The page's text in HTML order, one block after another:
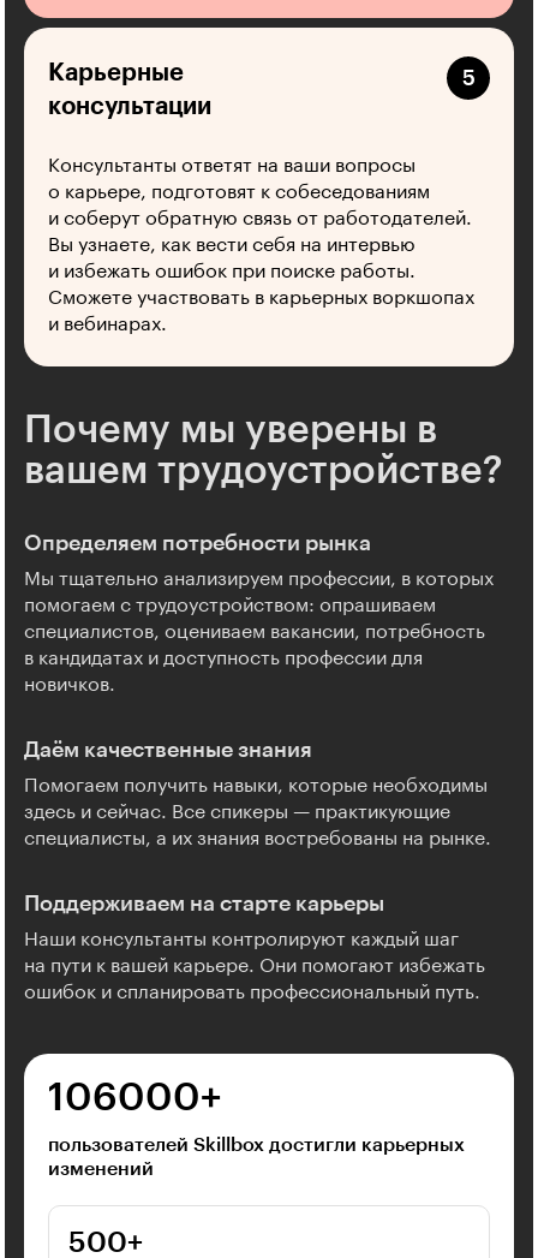
Карьерные
консультации
Консультанты ответят на ваши вопросы
о карьере, подготовят к собеседованиям
и соберут обратную связь от работодателей.
Вы узнаете, как вести себя на интервью
и избежать ошибок при поиске работы.
Сможете участвовать в карьерных воркшопах
и вебинарах.
Почему мы уверены в
вашем трудоустройстве?
Определяем потребности рынка
Мы тщательно анализируем профессии, в которых
помогаем с трудоустройством: опрашиваем
специалистов, оцениваем вакансии, потребность
в кандидатах и доступность профессии для
новичков.
Даём качественные знания
Помогаем получить навыки, которые необходимы
здесь и сейчас. Все спикеры — практикующие
специалисты, а их знания востребованы на рынке.
Поддерживаем на старте карьеры
Наши консультанты контролируют каждый шаг
на пути к вашей карьере. Они помогают избежать
ошибок и спланировать профессиональный путь.
106000⁠+
пользователей Skillbox достигли карьерных
изменений
500⁠+